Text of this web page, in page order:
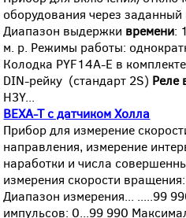
оборудования через
Диапазон выдержки времени:
м. p. Режимы работы:
Колодка PYF14A-E в
DIN-рейку (стандарт 2S) Реле
H3Y...
ВЕХА-Т с датчиком Холла
Прибор для измерение
направления, измерение
наработки и числа
измерения скорости
Диапазон измерения... .....99
импульсов: 0...99 990